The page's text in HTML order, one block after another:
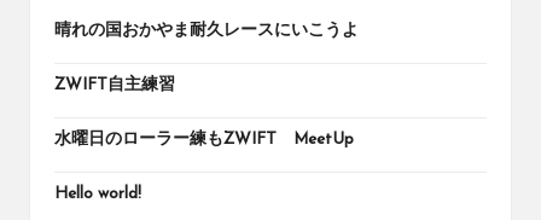
晴れの国おかやま耐久レースにいこうよ
ZWIFT自主練習
水曜日のローラー練もZWIFT MeetUp
Hello world!